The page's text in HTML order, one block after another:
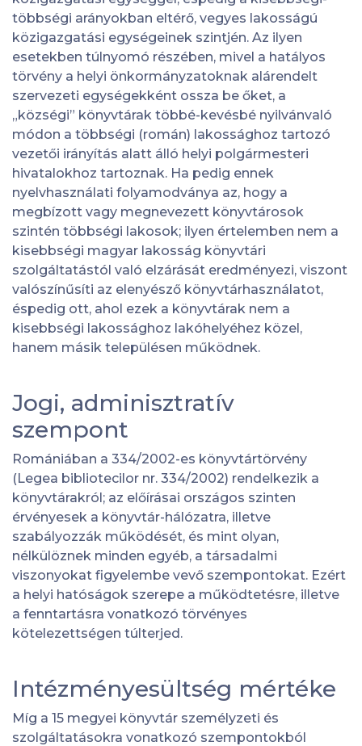
többségi arányokban eltérő, vegyes lakosságú
közigazgatási egységeinek szintjén. Az ilyen
esetekben túlnyomó részében, mivel a hatályos
törvény a helyi önkormányzatoknak alárendelt
szervezeti egységekként ossza be őket, a
„községi” könyvtárak többé-kevésbé nyilvánvaló
módon a többségi (román) lakossághoz tartozó
vezetői irányítás alatt álló helyi polgármesteri
hivatalokhoz tartoznak. Ha pedig ennek
nyelvhasználati folyamodványa az, hogy a
megbízott vagy megnevezett könyvtárosok
szintén többségi lakosok; ilyen értelemben nem a
kisebbségi magyar lakosság könyvtári
szolgáltatástól való elzárását eredményezi, viszont
valószínűsíti az elenyésző könyvtárhasználatot,
éspedig ott, ahol ezek a könyvtárak nem a
kisebbségi lakossághoz lakóhelyéhez közel,
hanem másik településen működnek.
Jogi, adminisztratív
szempont
Romániában a 334/2002-es könyvtártörvény
(Legea bibliotecilor nr. 334/2002) rendelkezik a
könyvtárakról; az előírásai országos szinten
érvényesek a könyvtár-hálózatra, illetve
szabályozzák működését, és mint olyan,
nélkülöznek minden egyéb, a társadalmi
viszonyokat figyelembe vevő szempontokat. Ezért
a helyi hatóságok szerepe a működtetésre, illetve
a fenntartásra vonatkozó törvényes
kötelezettségen túlterjed.
Intézményesültség mértéke
Míg a 15 megyei könyvtár személyzeti és
szolgáltatásokra vonatkozó szempontokból